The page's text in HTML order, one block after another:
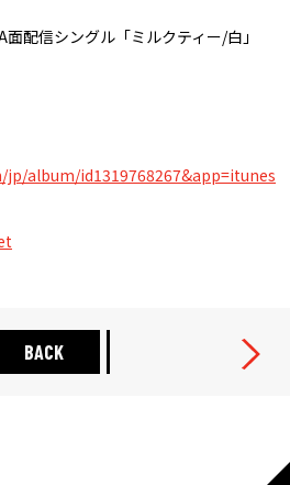
配信シングル「ミルクティー/白」
album/id1319768267&app=itunes
BACK